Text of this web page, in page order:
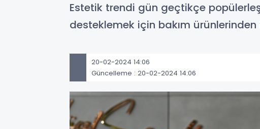
Estetik trendi gün geçtikçe
desteklemek için bakım
20-02-2024 14:06
Güncelleme : 20-02-2024 14:06